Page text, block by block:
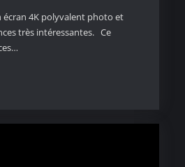
écran 4K polyvalent photo et
très intéressantes. Ce